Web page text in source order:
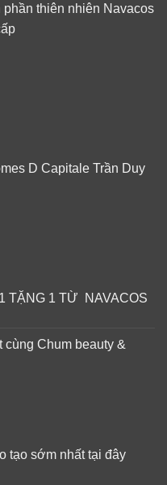
thiên nhiên Navacos
D Capitale Trần Duy
TẶNG 1 TỪ NAVACOS
cùng Chum beauty &
tạo sớm nhất tại đây